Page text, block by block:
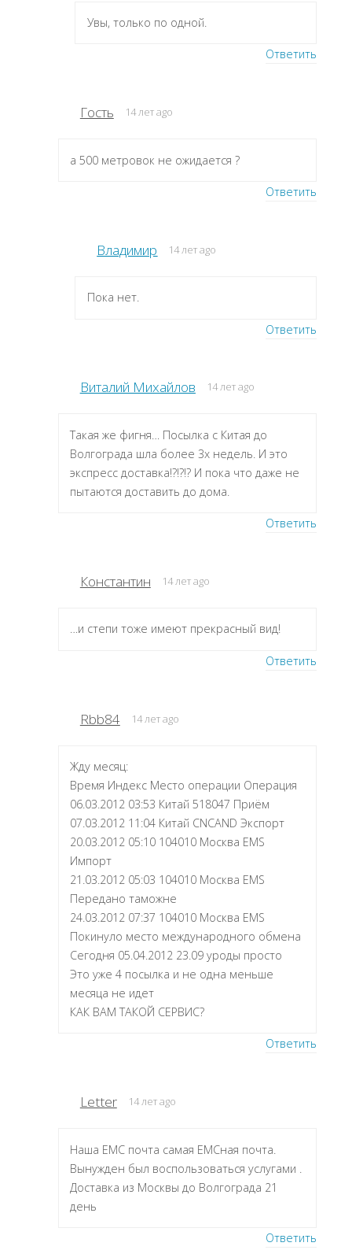
Увы, только по одной.
Ответить
Гость 14 лет ago
а 500 метровок не ожидается ?
Ответить
Владимир 14 лет ago
Пока нет.
Ответить
Виталий Михайлов 14 лет ago
Такая же фигня… Посылка с Китая до
Волгограда шла более 3х недель. И это
экспресс доставка!?!?!? И пока что даже не
пытаются доставить до дома.
Ответить
Константин 14 лет ago
…и степи тоже имеют прекрасный вид!
Ответить
Rbb84 14 лет ago
Жду месяц:
Время Индекс Место операции Операция
06.03.2012 03:53 Китай 518047 Приём
07.03.2012 11:04 Китай CNCAND Экспорт
20.03.2012 05:10 104010 Москва EMS
Импорт
21.03.2012 05:03 104010 Москва EMS
Передано таможне
24.03.2012 07:37 104010 Москва EMS
Покинуло место международного обмена
Сегодня 05.04.2012 23.09 уроды просто
Это уже 4 посылка и не одна меньше
месяца не идет
КАК ВАМ ТАКОЙ СЕРВИС?
Ответить
Letter 14 лет ago
Наша ЕМС почта самая ЕМСная почта.
Вынужден был воспользоваться услугами .
Доставка из Москвы до Волгограда 21
день
Ответить